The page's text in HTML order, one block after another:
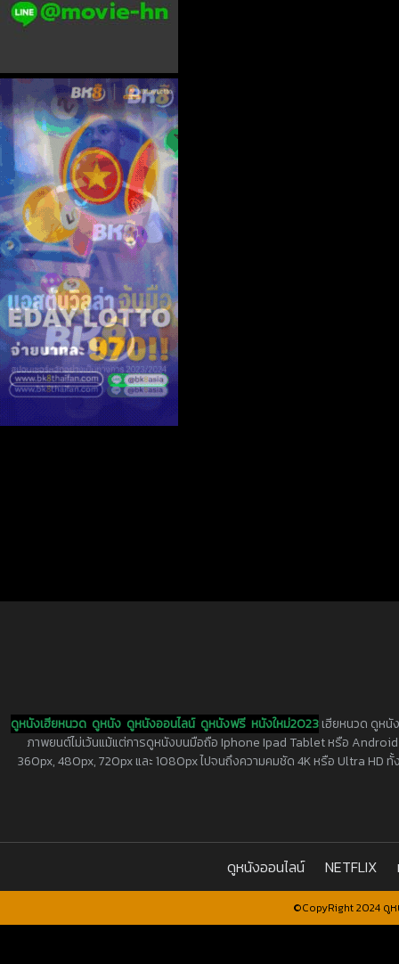
ดูหนังเฮียหนวด ดูหนัง ดูหนังออนไลน์ ดูหนังฟรี หนังใหม่2023เฮียหนวด ดูหนั
ภาพยนต์ไม่เว้นแม้แต่การดูหนังบนมือถือ Iphone Ipad Tablet หรือ
360px, 480px, 720px และ 1080px ไปจนถึงความคมชัด 4K หรือ Ultra HD
ดูหนังออนไลน์ NETFLIX
©CopyRight 2024 ดู